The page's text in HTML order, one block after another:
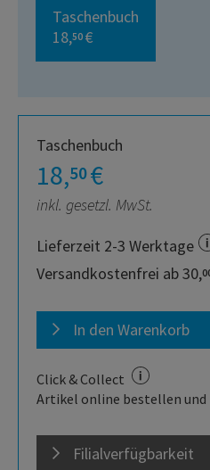
Taschenbuch
18,50 €
Taschenbuch
18,50€
inkl. gesetzl. MwSt.
Lieferzeit 2-3 Werktage
Versandkostenfrei ab 30,
In den Warenkorb
Click & Collect
Artikel online bestellen und
Filialverfügbarkeit